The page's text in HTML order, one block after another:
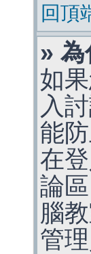
回頂
»
如
入
能
在
論
腦
管